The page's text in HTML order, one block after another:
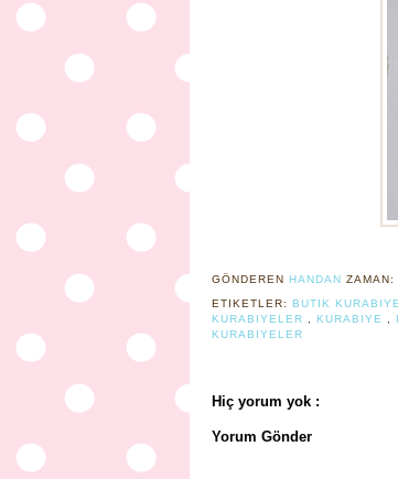
GÖNDEREN HANDAN ZAMAN:
ETIKETLER: BUTIK
KURABIYELER
KURABIYE
KURABIYELER
Hiç yorum yok :
Yorum Gönder